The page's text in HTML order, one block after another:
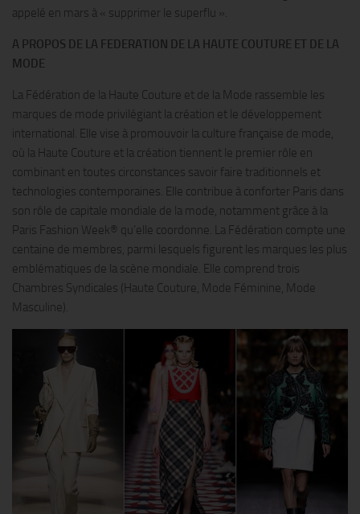
appelé en mars à « supprimer le superflu ».
A PROPOS DE LA FEDERATION DE LA HAUTE COUTURE ET DE LA
MODE
La Fédération de la Haute Couture et de la Mode rassemble les
marques de mode privilégiant la création et le développement
international. Elle vise à promouvoir la culture française de mode,
où la Haute Couture et la création tiennent le premier rôle en
combinant en toutes circonstances savoir faire traditionnels et
technologies contemporaines. Elle contribue à conforter Paris dans
son rôle de capitale mondiale de la mode, notamment grâce à la
Paris Fashion Week® qu’elle coordonne. La Fédération compte une
centaine de membres, parmi lesquels figurent les marques les plus
emblématiques de la scène mondiale. Elle comprend trois
Chambres Syndicales (Haute Couture, Mode Féminine, Mode
Masculine).